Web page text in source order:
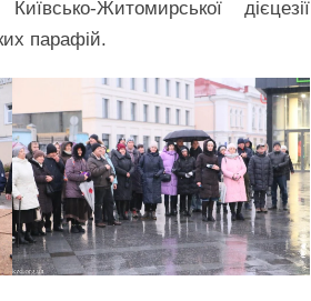
Житомирської дієцезії
парафій.